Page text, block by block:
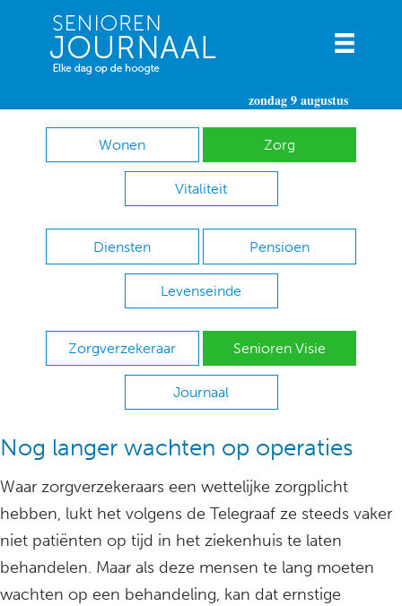
zondag 9 augustus
Wonen Zorg
Vitaliteit
Diensten Pensioen
Levenseinde
Zorgverzekeraar Senioren Visie
Journaal
Nog langer wachten op operaties
Waar zorgverzekeraars een wettelijke zorgplicht
hebben, lukt het volgens de Telegraaf ze steeds vaker
niet patiënten op tijd in het ziekenhuis te laten
behandelen. Maar als deze mensen te lang moeten
wachten op een behandeling, kan dat ernstige